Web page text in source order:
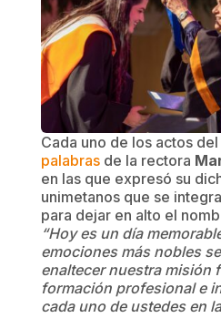
Cada uno de los actos
palabras de la rectora
en las que expresó su
unimetanos que se
para dejar en alto el
“Hoy es un día
emociones más nobles
enaltecer nuestra misión
formación profesional e
cada uno de ustedes en